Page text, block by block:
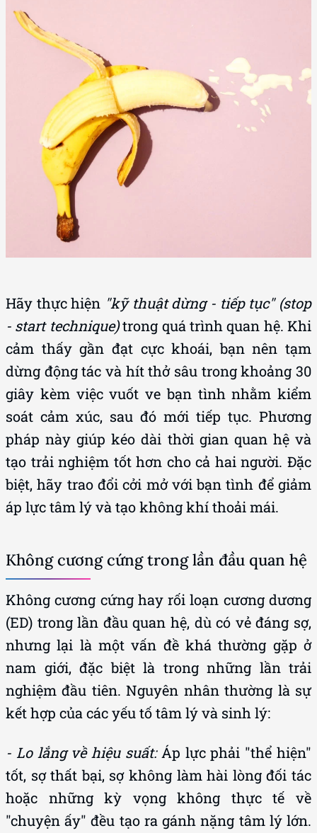
Hãy thực hiện "kỹ thuật dừng - tiếp tục" (stop
- start technique)trong quá trình quan hệ. Khi
cảm thấy gần đạt cực khoái, bạn nên tạm
dừng động tác và hít thở sâu trong khoảng 30
giây kèm việc vuốt ve bạn tình nhằm kiểm
soát cảm xúc, sau đó mới tiếp tục. Phương
pháp này giúp kéo dài thời gian quan hệ và
tạo trải nghiệm tốt hơn cho cả hai người. Đặc
biệt, hãy trao đổi cởi mở với bạn tình để giảm
áp lực tâm lý và tạo không khí thoải mái.
Không cương cứng trong lần đầu quan hệ
Không cương cứng hay rối loạn cương dương
(ED) trong lần đầu quan hệ, dù có vẻ đáng sợ,
nhưng lại là một vấn đề khá thường gặp ở
nam giới, đặc biệt là trong những lần trải
nghiệm đầu tiên. Nguyên nhân thường là sự
kết hợp của các yếu tố tâm lý và sinh lý:
- Lo lắng về hiệu suất:Áp lực phải "thể hiện"
tốt, sợ thất bại, sợ không làm hài lòng đối tác
hoặc những kỳ vọng không thực tế về
"chuyện ấy" đều tạo ra gánh nặng tâm lý lớn.